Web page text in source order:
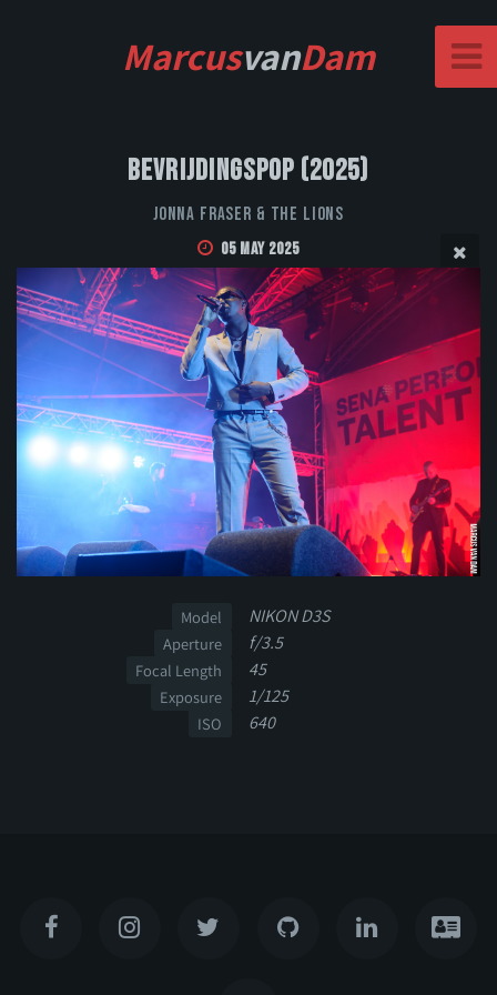
MarcusvanDam
Bevrijdingspop (2025)
Jonna Fraser & the Lions
05 May 2025
Model NIKON D3S
Aperture f/3.5
Focal Length 45
Exposure 1/125
ISO 640